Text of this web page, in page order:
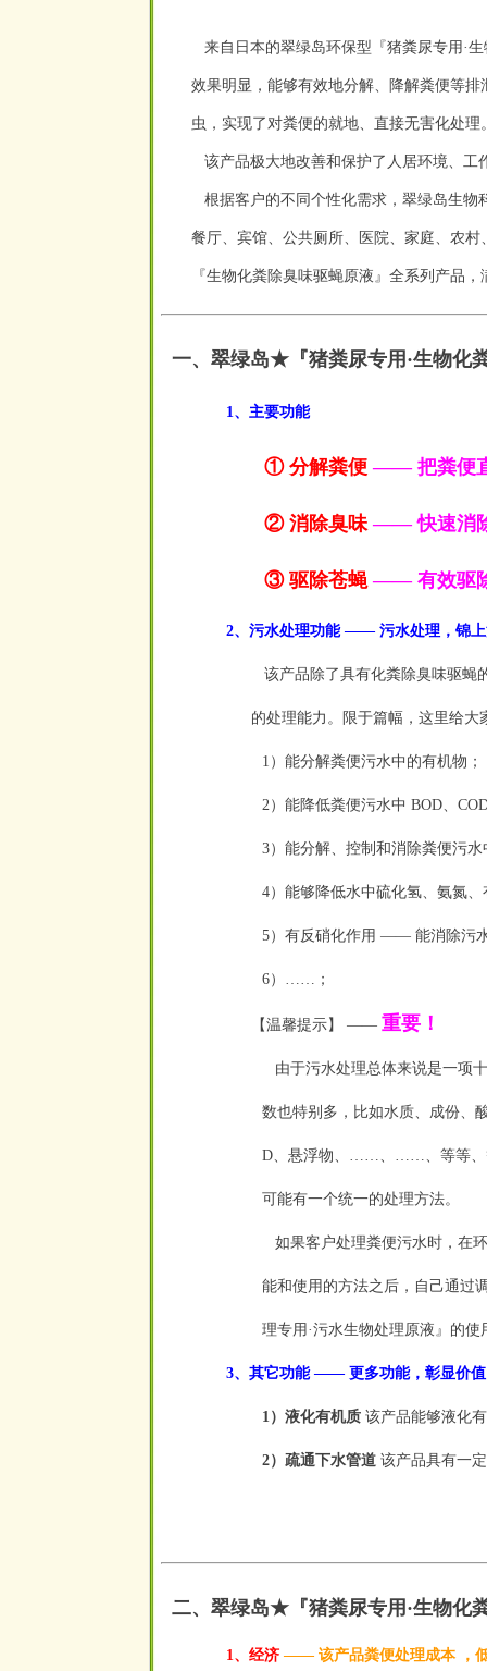
来自日本的翠绿岛环保型『猪粪尿专用·
效果明显，能够有效地分解、降解粪便等
虫，实现了对粪便的就地、直接无害化处理
该产品极大地改善和保护了人居环境、 工
根据客户的不同个性化需求，翠绿岛生物
餐厅、宾馆、公共厕所、医院、家庭、农
『生物化粪除臭味驱蝇原液』全系列产品
一、翠绿岛★『猪粪尿专用·生物化
1、主要功能
① 分解粪便—— 把粪便
② 消除臭味—— 快速消
③ 驱除苍蝇—— 有效驱
2、污水处理功能 —— 污水处理，锦
该产品除了具有化粪除臭味驱蝇
的处理能力。限于篇幅，这里给大
1）能分解粪便污水中的有机物；
2）能降低粪便污水中 BOD、
3）能分解、控制和消除粪便污
4） 能够降低水中硫化氢、氨氮
5）有反硝化作用 —— 能消除污
6）……；
【温馨提示】 —— 重要！
由于污水处理总体来说是一项
数也特别多，比如水质、成份、
D、悬浮物、……、……、等等、
可能有一个统一的处理方法。
如果客户处理粪便污水时，在
能和使用的方法之后，自己通过
理专用·污水生物处理原液 』的使
3、其它功能 —— 更多功能，彰显价
1）液化有机质 该产品能够液化
2）疏通下水管道 该产品具有一
二、翠绿岛★『猪粪尿专用·生物化
1、经济 —— 该产品粪便处理成本 ，